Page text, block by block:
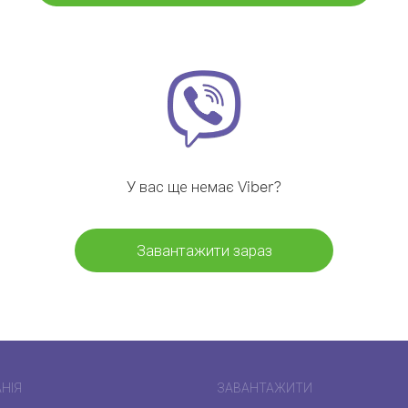
У вас ще немає Viber?
Завантажити зараз
ЗАВАНТАЖИТИ